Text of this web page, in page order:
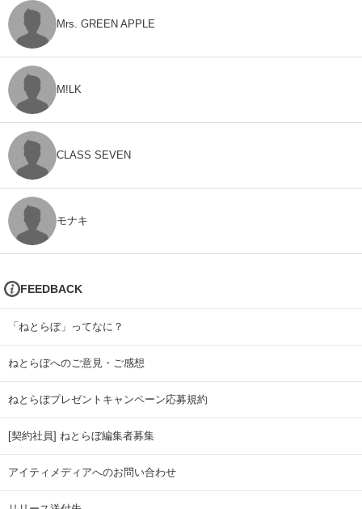
Mrs. GREEN APPLE
M!LK
CLASS SEVEN
モナキ
FEEDBACK
「ねとらぼ」ってなに？
ねとらぼへのご意見・ご感想
ねとらぼプレゼントキャンペーン応募規約
[契約社員] ねとらぼ編集者募集
アイティメディアへのお問い合わせ